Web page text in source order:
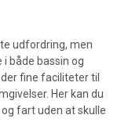
udfordring, men
både bassin og
fine faciliteter til
Her kan du
fart uden at skulle